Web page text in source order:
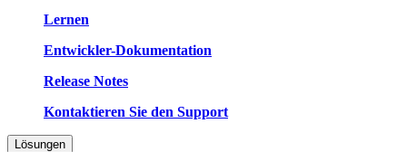
Lernen
Entwickler-Dokumentation
Release Notes
Kontaktieren Sie den Support
Lösungen